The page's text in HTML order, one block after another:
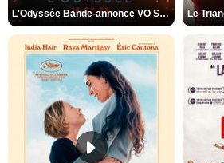
L'Odyssée Bande-annonce VO STFR Le